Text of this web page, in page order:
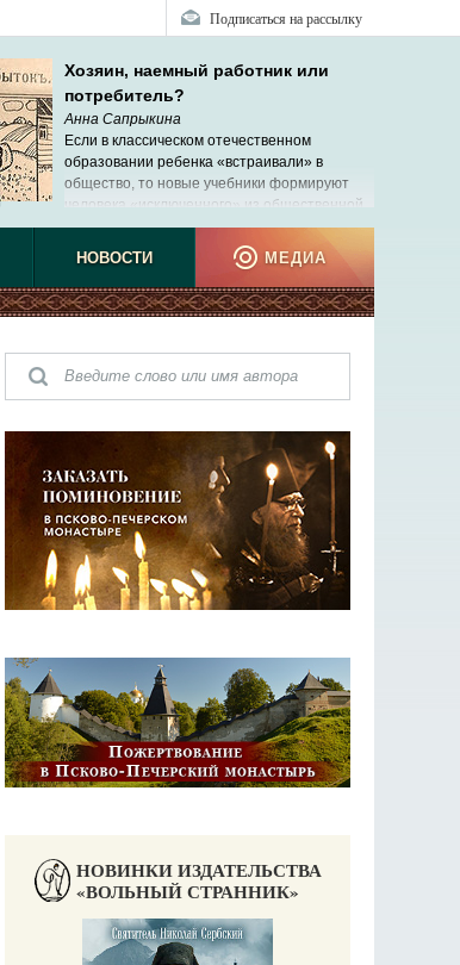
Подписаться на рассылку
Хозяин, наемный работник или
потребитель?
Анна Сапрыкина
Если в классическом отечественном
образовании ребенка «встраивали» в
общество, то новые учебники формируют
человека «исключенного» из общественной,
реальной жизни.
НОВОСТИ МЕДИА
НОВИНКИ ИЗДАТЕЛЬСТВА
«ВОЛЬНЫЙ СТРАННИК»